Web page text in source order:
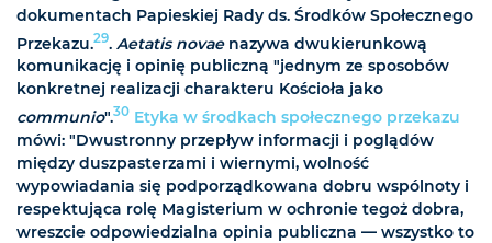
dokumentach Papieskiej Rady ds. Środków Społecznego
Przekazu.29. Aetatis novaenazywa dwukierunkową
komunikację i opinię publiczną "jednym ze sposobów
konkretnej realizacji charakteru Kościoła jako
communio".30 Etyka w środkach społecznego przekazu
mówi: "Dwustronny przepływ informacji i poglądów
między duszpasterzami i wiernymi, wolność
wypowiadania się podporządkowana dobru wspólnoty i
respektująca rolę Magisterium w ochronie tegoż dobra,
wreszcie odpowiedzialna opinia publiczna — wszystko to